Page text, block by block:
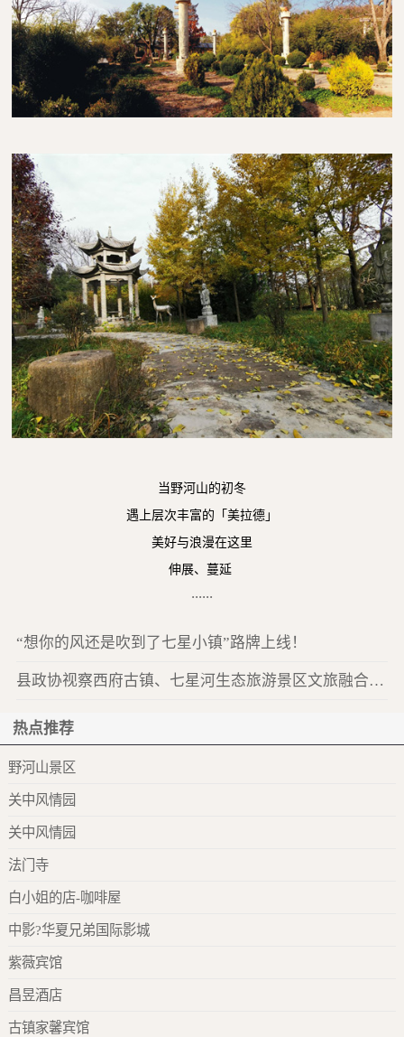
当野河山的初冬
遇上层次丰富的「美拉德」
美好与浪漫在这里
伸展、蔓延
......
“想你的风还是吹到了七星小镇”路牌上线！
县政协视察西府古镇、七星河生态旅游景区文旅融合发展工作
热点推荐
野河山景区
关中风情园
关中风情园
法门寺
白小姐的店-咖啡屋
中影?华夏兄弟国际影城
紫薇宾馆
昌昱酒店
古镇家馨宾馆